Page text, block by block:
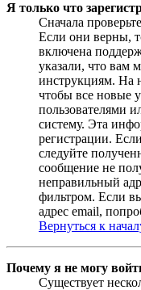
Я только что
Сначала
Если они верны,
включена
указали, что вам
инструкциям. На
чтобы все новые
пользователями
систему. Эта
регистрации.
следуйте
сообщение не
неправильный
фильтром. Если
адрес email,
Вернуться к
Почему я не могу
Существует